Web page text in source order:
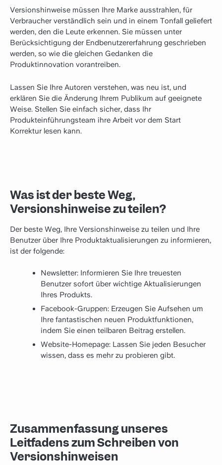
Versionshinweise müssen Ihre Marke ausstrahlen, für
Verbraucher verständlich sein und in einem Tonfall geliefert
werden, den die Leute erkennen. Sie müssen unter
Berücksichtigung der Endbenutzererfahrung geschrieben
werden, so wie die gleichen Gedanken die
Produktinnovation vorantreiben.
Lassen Sie Ihre Autoren verstehen, was neu ist, und
erklären Sie die Änderung Ihrem Publikum auf geeignete
Weise. Stellen Sie einfach sicher, dass Ihr
Produkteinführungsteam ihre Arbeit vor dem Start
Korrektur lesen kann.
Was ist der beste Weg,
Versionshinweise zu teilen?
Der beste Weg, Ihre Versionshinweise zu teilen und Ihre
Benutzer über Ihre Produktaktualisierungen zu informieren,
ist der folgende:
Newsletter: Informieren Sie Ihre treuesten
Benutzer sofort über wichtige Aktualisierungen
Ihres Produkts.
Facebook-Gruppen: Erzeugen Sie Aufsehen um
Ihre fantastischen neuen Produktfunktionen,
indem Sie einen teilbaren Beitrag erstellen.
Website-Homepage: Lassen Sie jeden Besucher
wissen, dass es mehr zu probieren gibt.
Zusammenfassung unseres
Leitfadens zum Schreiben von
Versionshinweisen